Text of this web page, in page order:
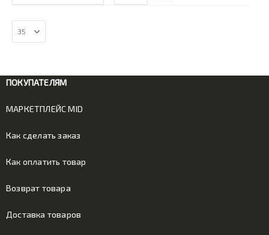
ПОКУПАТЕЛЯМ
МАРКЕТПЛЕЙС MID
Как сделать заказ
Как оплатить товар
Возврат товара
Доставка товаров